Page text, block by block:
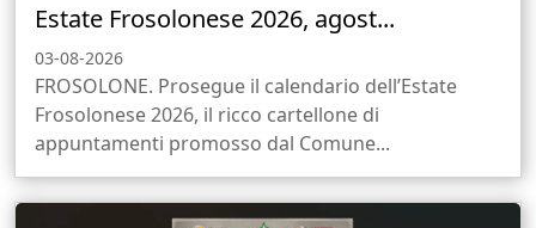
Estate Frosolonese 2026, agost...
03-08-2026
FROSOLONE. Prosegue il calendario dell’Estate
Frosolonese 2026, il ricco cartellone di
appuntamenti promosso dal Comune...